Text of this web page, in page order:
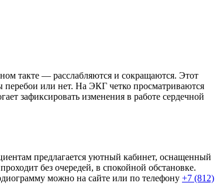
такте — расслабляются и сокращаются. Этот
перебои или нет. На ЭКГ четко просматриваются
зафиксировать изменения в работе сердечной
предлагается уютный кабинет, оснащенный
без очередей, в спокойной обстановке.
можно на сайте или по телефону +7 (812)